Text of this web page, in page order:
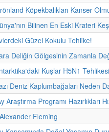
Köpekbalıkları Kanser
Bilinen En Eski Krateri
Güzel Kokulu Tehlike!
Deliğin Gölgesinin Zamanla
Kuşlar H5N1
Deniz Kaplumbağaları Neden
Araştırma Programı Hazırlıkları
Fleming